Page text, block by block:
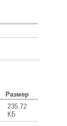
Размер
235.72
КБ